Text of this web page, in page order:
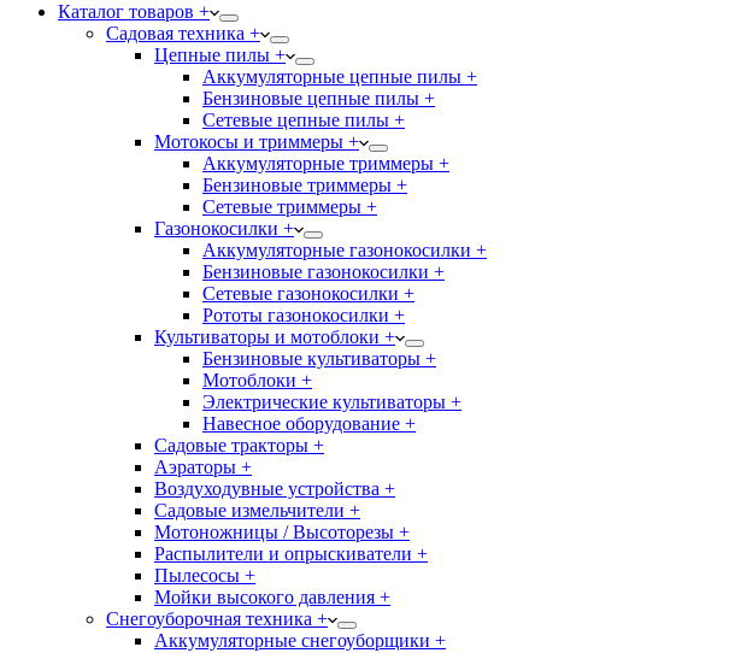
Каталог товаров +
Садовая техника +
Цепные пилы +
Аккумуляторные цепные пилы +
Бензиновые цепные пилы +
Сетевые цепные пилы +
Мотокосы и триммеры +
Аккумуляторные триммеры +
Бензиновые триммеры +
Сетевые триммеры +
Газонокосилки +
Аккумуляторные газонокосилки +
Бензиновые газонокосилки +
Сетевые газонокосилки +
Рототы газонокосилки +
Культиваторы и мотоблоки +
Бензиновые культиваторы +
Мотоблоки +
Электрические культиваторы +
Навесное оборудование +
Садовые тракторы +
Аэраторы +
Воздуходувные устройства +
Садовые измельчители +
Мотоножницы / Высоторезы +
Распылители и опрыскиватели +
Пылесосы +
Мойки высокого давления +
Снегоуборочная техника +
Аккумуляторные снегоуборщики +